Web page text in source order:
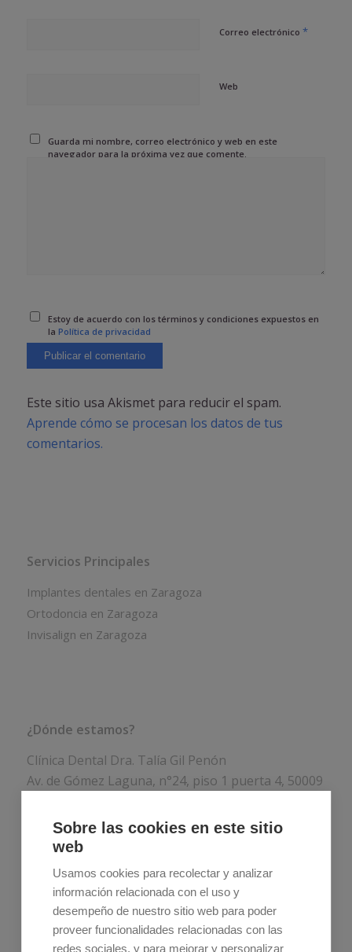
Sobre las cookies en este sitio
web
Usamos cookies para recolectar y analizar
información relacionada con el uso y
desempeño de nuestro sitio web para poder
proveer funcionalidades relacionadas con las
redes sociales, y para mejorar y personalizar
Correo electrónico *
Web
Guarda mi nombre, correo electrónico y web en este
navegador para la próxima vez que comente.
Estoy de acuerdo con los términos y condiciones expuestos en
la Política de privacidad
Este sitio usa Akismet para reducir el spam.
Aprende cómo se procesan los datos de tus
comentarios.
Servicios Principales
Implantes dentales en Zaragoza
Ortodoncia en Zaragoza
Invisalign en Zaragoza
¿Dónde estamos?
Clínica Dental Dra. Talía Gil Penón
Av. de Gómez Laguna, n°24, piso 1 puerta 4, 50009
Teléfono:976 75 77 44